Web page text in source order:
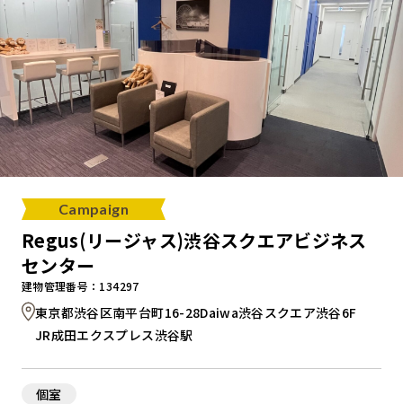
Campaign
Regus(リージャス)渋谷スクエアビジネス
センター
建物管理番号：134297
東京都渋谷区南平台町16-28Daiwa渋谷スクエア渋谷6F
JR成田エクスプレス渋谷駅
個室